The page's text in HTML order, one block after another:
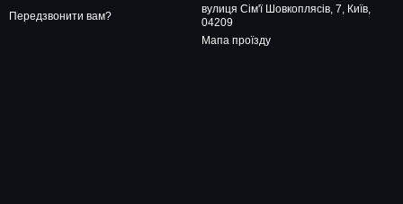
Передзвонити вам?
вулиця Сім'ї Шовкоплясів, 7, Київ,
04209
Мапа проїзду